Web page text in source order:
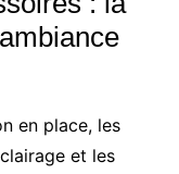
en place, les
et les